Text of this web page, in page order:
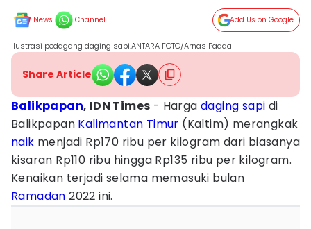
News Channel Add Us on Google
Ilustrasi pedagang daging sapi.ANTARA FOTO/Arnas Padda
Share Article
Balikpapan, IDN Times - Hargadaging sapi di
Balikpapan Kalimantan Timur (Kaltim) merangkak
naik menjadi Rp170 ribu per kilogram dari biasanya
kisaran Rp110 ribu hingga Rp135 ribu per kilogram.
Kenaikan terjadi selama memasuki bulan
Ramadan 2022 ini.